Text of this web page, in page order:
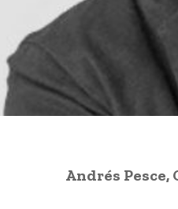
Andrés Pesce,